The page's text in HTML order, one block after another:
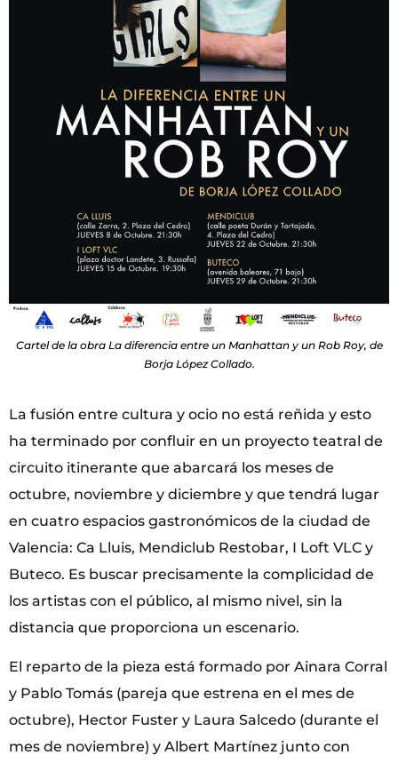
Cartel de la obra La diferencia entre un Manhattan y un Rob Roy, de
Borja López Collado.
La fusión entre cultura y ocio no está reñida y esto
ha terminado por confluir en un proyecto teatral de
circuito itinerante que abarcará los meses de
octubre, noviembre y diciembre y que tendrá lugar
en cuatro espacios gastronómicos de la ciudad de
Valencia: Ca Lluis, Mendiclub Restobar, I Loft VLC y
Buteco. Es buscar precisamente la complicidad de
los artistas con el público, al mismo nivel, sin la
distancia que proporciona un escenario.
El reparto de la pieza está formado por Ainara Corral
y Pablo Tomás (pareja que estrena en el mes de
octubre), Hector Fuster y Laura Salcedo (durante el
mes de noviembre) y Albert Martínez junto con